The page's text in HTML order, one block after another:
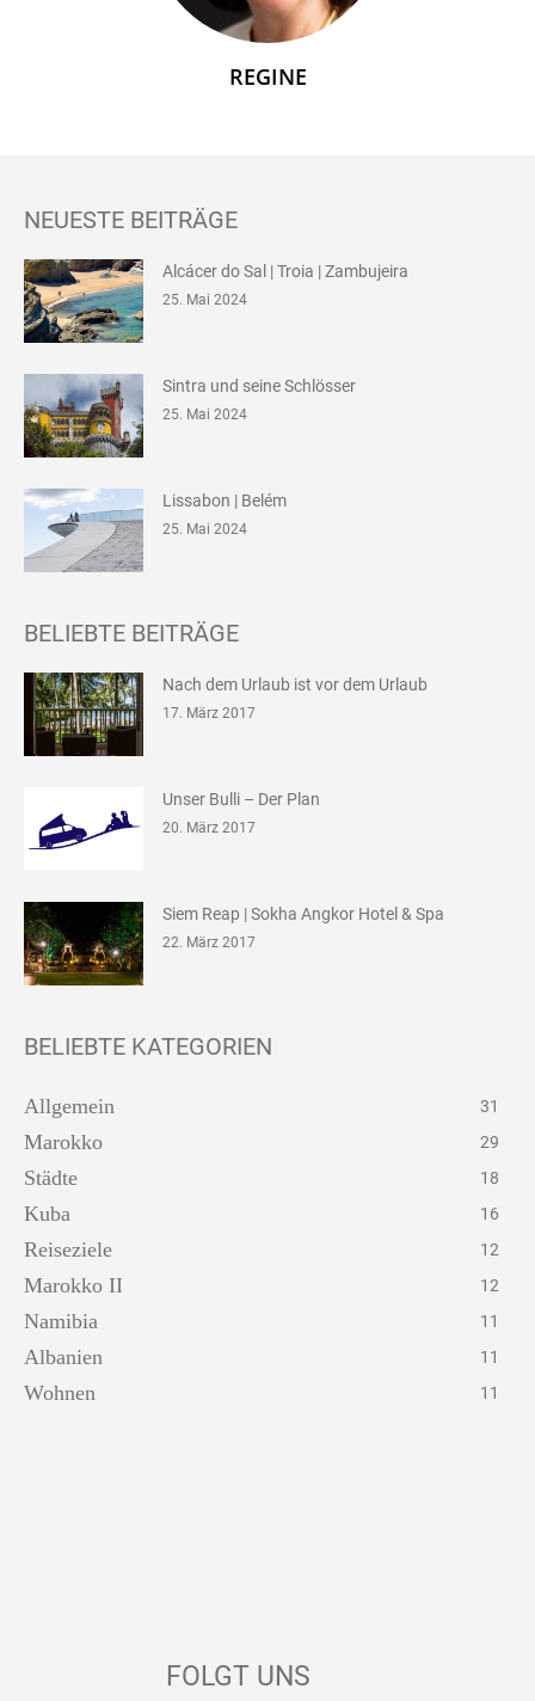
REGINE
NEUESTE BEITRÄGE
Alcácer do Sal | Troia | Zambujeira
25. Mai 2024
Sintra und seine Schlösser
25. Mai 2024
Lissabon | Belém
25. Mai 2024
BELIEBTE BEITRÄGE
Nach dem Urlaub ist vor dem Urlaub
17. März 2017
Unser Bulli – Der Plan
20. März 2017
Siem Reap | Sokha Angkor Hotel & Spa
22. März 2017
BELIEBTE KATEGORIEN
Allgemein 31
Marokko 29
Städte 18
Kuba 16
Reiseziele 12
Marokko II 12
Namibia 11
Albanien 11
Wohnen 11
FOLGT UNS